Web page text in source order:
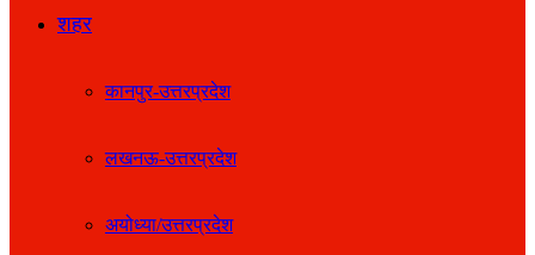
शहर
कानपुर-उत्तरप्रदेश
लखनऊ-उत्तरप्रदेश
अयोध्या/उत्तरप्रदेश